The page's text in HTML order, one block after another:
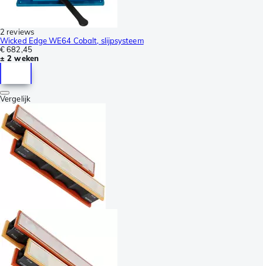
2 reviews
Wicked Edge WE64 Cobalt, slijpsysteem
€ 682,45
± 2 weken
Vergelijk